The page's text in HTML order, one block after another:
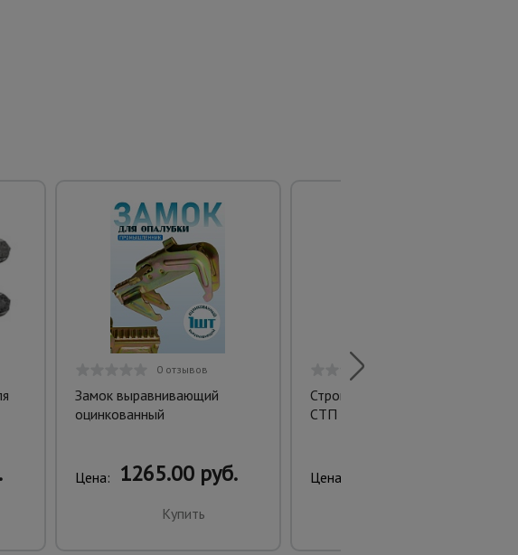
0 отзывов
Замок выравнивающий
оцинкованный
Цена: 1265.00 руб.
Купить
Строп текстильный петлевой
СТП 1,0 т, 3,0 м
Цена: